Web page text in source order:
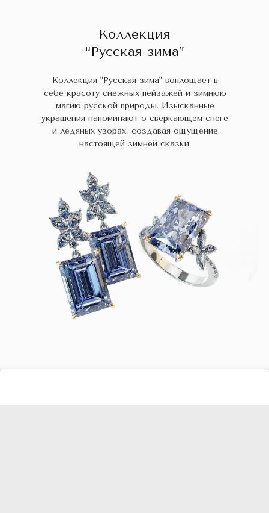
Коллекция
“Русская зима”
Коллекция "Русская зима" воплощает в
себе красоту снежных пейзажей и зимнюю
магию русской природы. Изысканные
украшения напоминают о сверкающем снеге
и ледяных узорах, создавая ощущение
настоящей зимней сказки.